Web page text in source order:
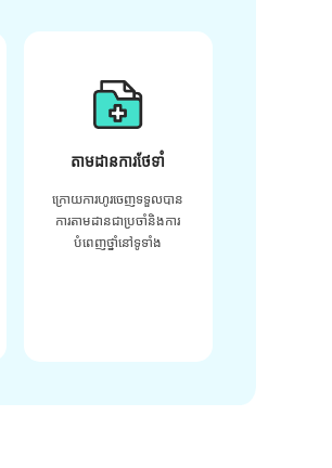
តាមដានការថែទាំ
ក្រោយ​ការ​ហូរ​ចេញ​ទទួល​បាន​
ការ​តាមដាន​ជា​ប្រចាំ​និង​ការ​
បំពេញ​ថ្នាំ​នៅ​ទូទាំង​